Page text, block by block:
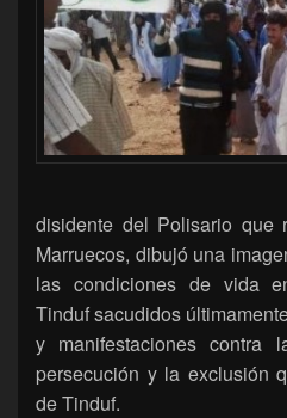
disidente del Polisario que
Marruecos, dibujó una
las condiciones de vida
Tinduf sacudidos
y manifestaciones contra
persecución y la exclusión
de Tinduf.